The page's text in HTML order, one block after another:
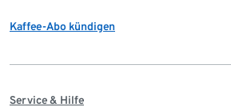
Kaffee-Abo kündigen
Service & Hilfe